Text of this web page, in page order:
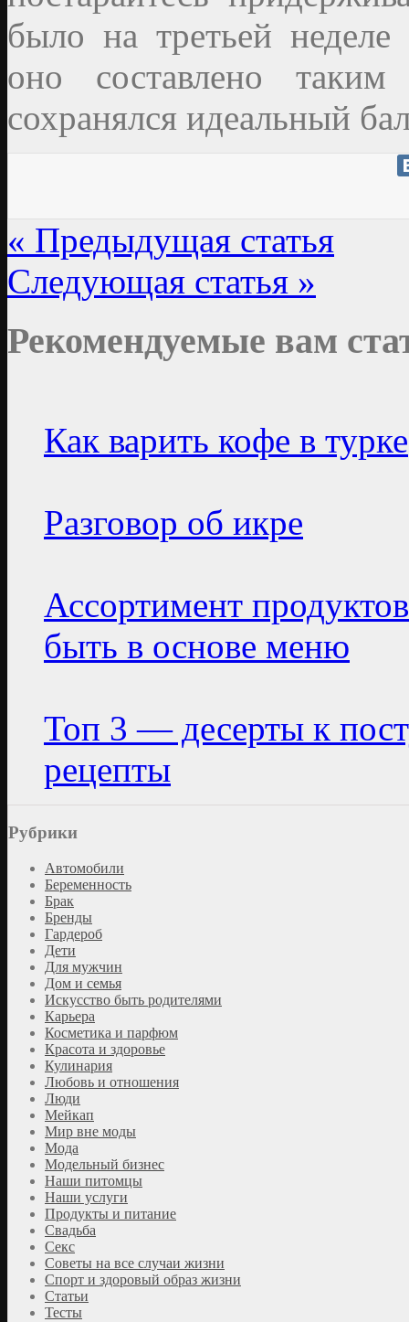
было на третьей
оно составлено
сохранялся идеальный
« Предыдущая статья
Следующая статья »
Рекомендуемые вам
Как варить кофе в турке
Разговор об икре
Ассортимент
быть в основе меню
Топ 3 — десерты к
рецепты
Рубрики
Автомобили
Беременность
Брак
Бренды
Гардероб
Дети
Для мужчин
Дом и семья
Искусство быть родителями
Карьера
Косметика и парфюм
Красота и здоровье
Кулинария
Любовь и отношения
Люди
Мейкап
Мир вне моды
Мода
Модельный бизнес
Наши питомцы
Наши услуги
Продукты и питание
Свадьба
Секс
Советы на все случаи жизни
Спорт и здоровый образ жизни
Статьи
Тесты